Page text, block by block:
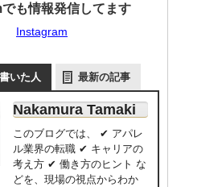
も情報発信してます
Instagram
いた人 最新の記事
Nakamura Tamaki
このブログでは、 ✔ アパレ
ル業界の転職 ✔ キャリアの
考え方 ✔ 働き方のヒント な
どを、現場の視点からわか